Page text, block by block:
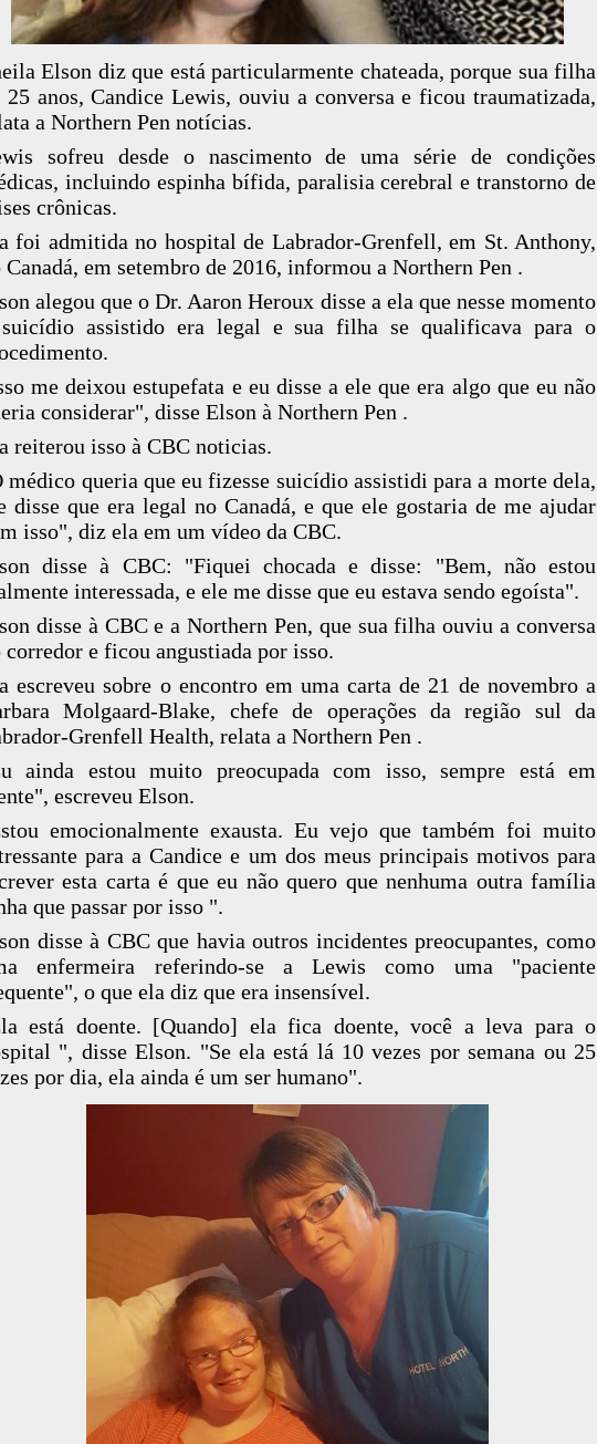
Elson diz que está particularmente chateada, porque sua filha
25 anos, Candice Lewis, ouviu a conversa e ficou traumatizada,
a Northern Pen notícias.
sofreu desde o nascimento de uma série de condições
incluindo espinha bífida, paralisia cerebral e transtorno de
crônicas.
foi admitida no hospital de Labrador-Grenfell, em St. Anthony,
Canadá, em setembro de 2016, informou a Northern Pen .
alegou que o Dr. Aaron Heroux disse a ela que nesse momento
assistido era legal e sua filha se qualificava para o
me deixou estupefata e eu disse a ele que era algo que eu não
considerar", disse Elson à Northern Pen .
reiterou isso à CBC noticias.
médico queria que eu fizesse suicídio assistidi para a morte dela,
disse que era legal no Canadá, e que ele gostaria de me ajudar
isso", diz ela em um vídeo da CBC.
disse à CBC: "Fiquei chocada e disse: "Bem, não estou
interessada, e ele me disse que eu estava sendo egoísta".
disse à CBC e a Northern Pen, que sua filha ouviu a conversa
corredor e ficou angustiada por isso.
escreveu sobre o encontro em uma carta de 21 de novembro a
Molgaard-Blake, chefe de operações da região sul da
Grenfell Health, relata a Northern Pen .
ainda estou muito preocupada com isso, sempre está em
escreveu Elson.
emocionalmente exausta. Eu vejo que também foi muito
para a Candice e um dos meus principais motivos para
esta carta é que eu não quero que nenhuma outra família
que passar por isso ".
disse à CBC que havia outros incidentes preocupantes, como
enfermeira referindo-se a Lewis como uma "paciente
o que ela diz que era insensível.
está doente. [Quando] ela fica doente, você a leva para o
", disse Elson. "Se ela está lá 10 vezes por semana ou 25
por dia, ela ainda é um ser humano".